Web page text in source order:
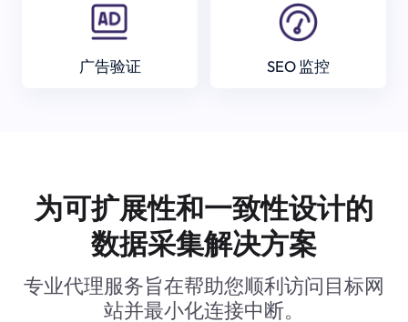
广告验证 SEO 监控
为可扩展性和一致性设计的
数据采集解决方案
专业代理服务旨在帮助您顺利访问目标网
站并最小化连接中断。